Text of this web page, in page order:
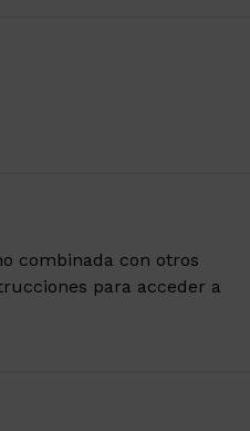
combinada con otros
para acceder a